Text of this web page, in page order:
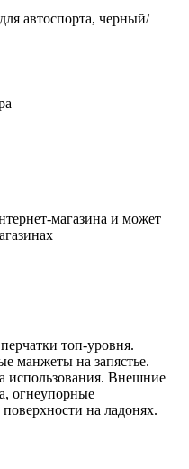
автоспорта, черный/
магазина и может
топ-уровня.
манжеты на запястье.
использования. Внешние
огнеупорные
на ладонях.